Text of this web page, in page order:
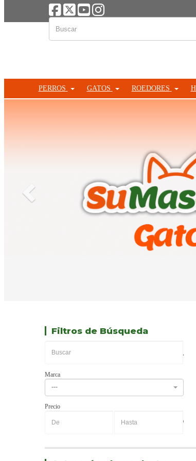
PERROS GATOS ROEDORES
Filtros de Búsqueda
Marca
---
Precio